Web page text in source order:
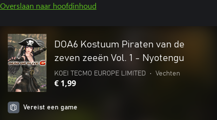
Overslaan naar hoofdinhoud
DOA6 Kostuum Piraten van de
zeven zeeën Vol. 1 - Nyotengu
KOEI TECMO EUROPE LIMITED • Vechten
€ 1,99
Vereist een game